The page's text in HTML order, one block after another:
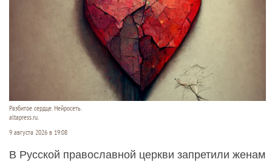
Разбитое сердце. Нейросеть.
altapress.ru.
9 августа 2026 в 19:08
В Русской православной церкви запретили женам